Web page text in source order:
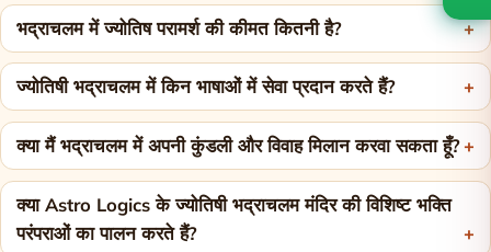
भद्राचलम में ज्योतिष परामर्श की कीमत कितनी है?
ज्योतिषी भद्राचलम में किन भाषाओं में सेवा प्रदान करते हैं?
क्या मैं भद्राचलम में अपनी कुंडली और विवाह मिलान करवा सकता हूँ?
क्या Astro Logics के ज्योतिषी भद्राचलम मंदिर की विशिष्ट भक्ति
परंपराओं का पालन करते हैं?